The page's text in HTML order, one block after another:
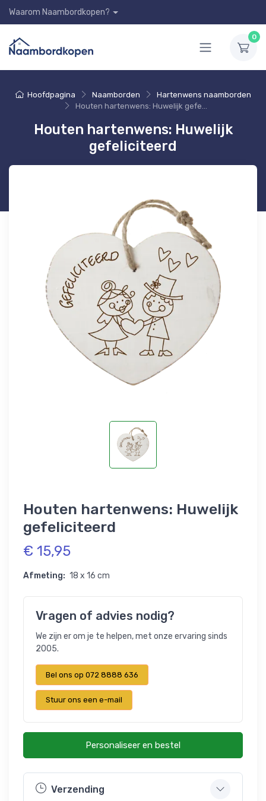
Waarom Naambordkopen?
0
Hoofdpagina Naamborden
Hartenwens naamborden
Houten hartenwens: Huwelijk gefeliciteerd
Houten hartenwens: Huwelijk
gefeliciteerd
Houten hartenwens: Huwelijk
gefeliciteerd
€ 15,95
Afmeting: 18 x 16 cm
Vragen of advies nodig?
We zijn er om je te helpen, met onze ervaring sinds
2005.
Bel ons op 072 8888 636
Stuur ons een e-mail
Personaliseer en bestel
Verzending